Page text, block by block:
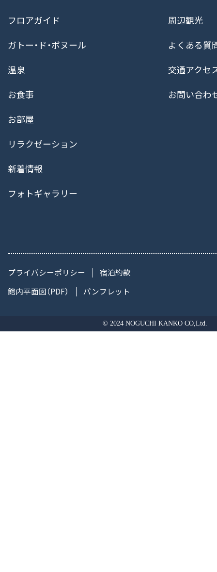
フロアガイド
ガトー・ド・ボヌール
温泉
お食事
お部屋
リラクゼーション
新着情報
フォトギャラリー
周辺観光
よくある質
交通アクセ
お問い合わ
プライバシーポリシー
宿泊約款
館内平面図（PDF）
パンフレット
© 2024 NOGUCHI KANKO CO,Ltd.